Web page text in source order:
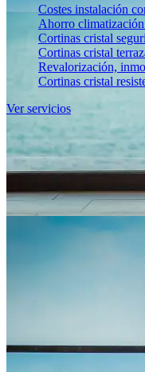
Costes instalación
Ahorro
Cortinas cristal
Cortinas cristal
Revalorización,
Cortinas cristal
Ver servicios